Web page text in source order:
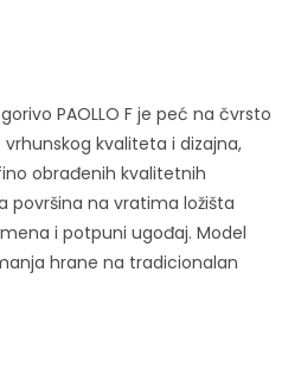
PAOLLO F je peć na čvrsto
kvaliteta i dizajna,
obrađenih kvalitetnih
površina na vratima ložišta
i potpuni ugođaj. Model
hrane na tradicionalan